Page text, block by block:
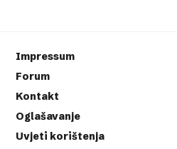
Impressum
Forum
Kontakt
Oglašavanje
Uvjeti korištenja